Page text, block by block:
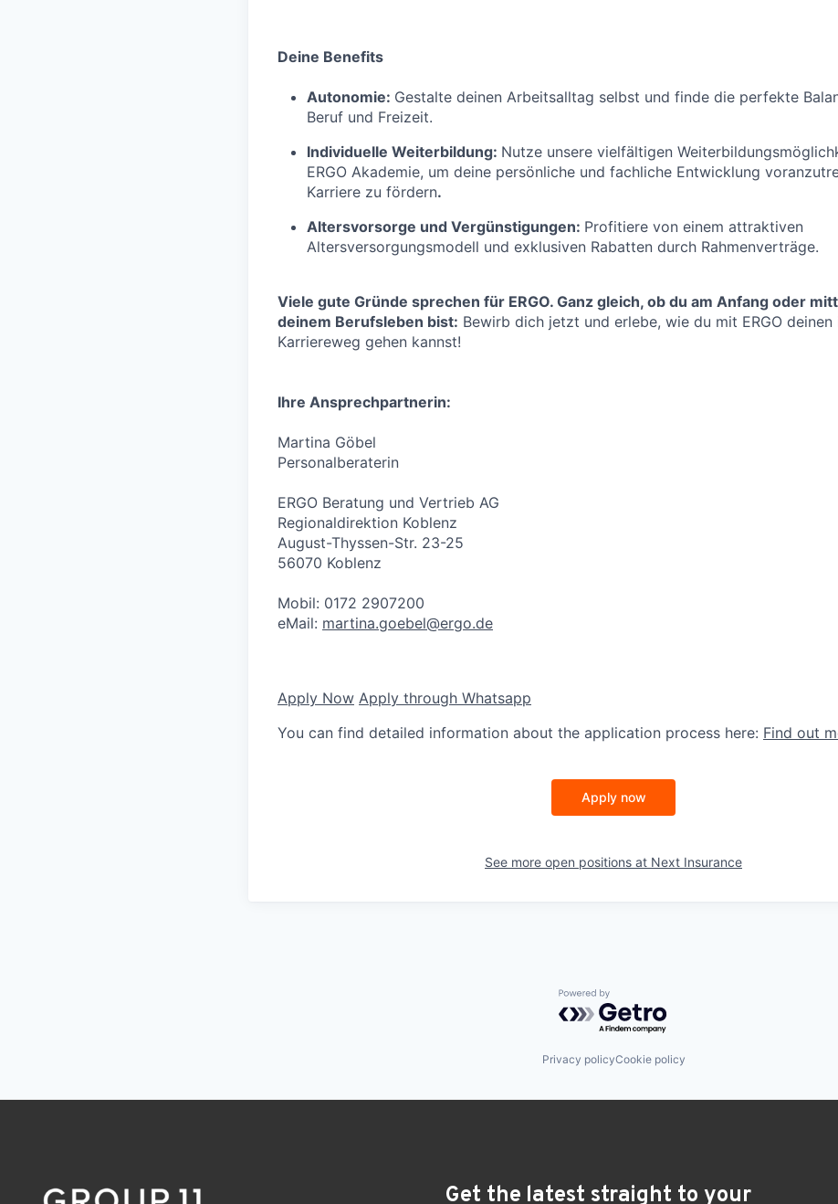
Deine Benefits
Autonomie: Gestalte deinen Arbeitsalltag selbst und finde die perfekte
Beruf und Freizeit.
Individuelle Weiterbildung: Nutze unsere vielfältigen
ERGO Akademie, um deine persönliche und fachliche Entwicklung
Karriere zu fördern.
Altersvorsorge und Vergünstigungen: Profitiere von einem attraktiven
Altersversorgungsmodell und exklusiven Rabatten durch Rahmenverträge.
Viele gute Gründe sprechen für ERGO. Ganz gleich, ob du am Anfang oder
deinem Berufsleben bist: Bewirb dich jetzt und erlebe, wie du mit ERGO
Karriereweg gehen kannst!
Ihre Ansprechpartnerin:
Martina Göbel
Personalberaterin
ERGO Beratung und Vertrieb AG
Regionaldirektion Koblenz
August-Thyssen-Str. 23-25
56070 Koblenz
Mobil: 0172 2907200
eMail: martina.goebel@ergo.de
Apply Now Apply through Whatsapp
You can find detailed information about the application process here: Find out
Apply now
See more open positions at Next Insurance
Powered by Getro.com
Privacy policyCookie policy
Get the latest straight to your